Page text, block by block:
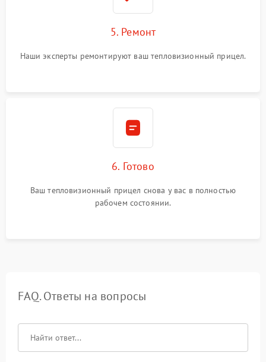
5. Ремонт
Наши эксперты ремонтируют ваш тепловизионный прицел.
6. Готово
Ваш тепловизионный прицел снова у вас в полностью
рабочем состоянии.
FAQ. Ответы на вопросы